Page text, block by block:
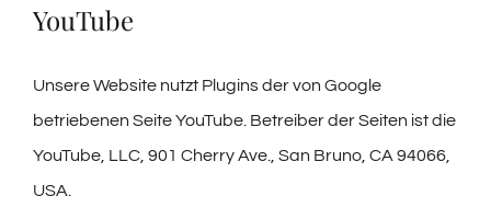
YouTube
Unsere Website nutzt Plugins der von Google
betriebenen Seite YouTube. Betreiber der Seiten ist die
YouTube, LLC, 901 Cherry Ave., San Bruno, CA 94066,
USA.